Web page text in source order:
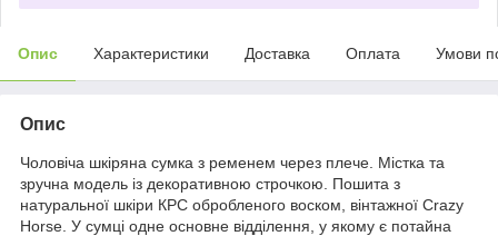
Опис Характеристики Доставка Оплата Умови
Опис
Чоловіча шкіряна сумка з ременем через плече. Містка та
зручна модель із декоративною строчкою. Пошита з
натуральної шкіри КРС обробленого воском, вінтажної Crazy
Horse. У сумці одне основне відділення, у якому є потайна